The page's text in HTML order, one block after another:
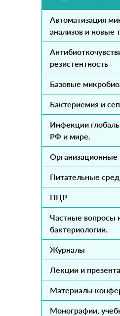
Автоматизация
анализов и новые
резистентность
Базовые
Бактериемия и
Инфекции
РФ и мире.
Организационные
Питательные
ПЦР
Частные вопросы
бактериологии.
Журналы
Лекции и
Материалы
Монографии,